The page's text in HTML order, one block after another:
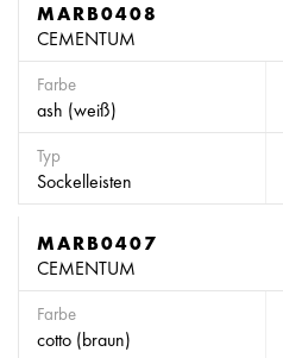
MARB0408
CEMENTUM
Farbe
ash (weiß)
Typ
Sockelleisten
MARB0407
CEMENTUM
Farbe
cotto (braun)